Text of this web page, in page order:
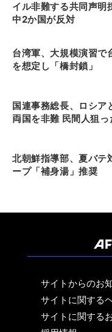
イル非難する共同声明
中2か国が反対
台湾軍、大規模演習で
を想定し「橋封鎖」
国連事務総長、ロシア
両国を非難 民間人狙っ
北朝鮮指導部、夏バテ
ープ「補身湯」推奨
サイトからのお
サイトに関する
サイトに関する